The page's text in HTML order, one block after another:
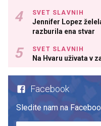
SVET SLAVNIH
Jennifer Lopez
razburila ena stvar
SVET SLAVNIH
Na Hvaru uživata v
Facebook
Sledite nam na